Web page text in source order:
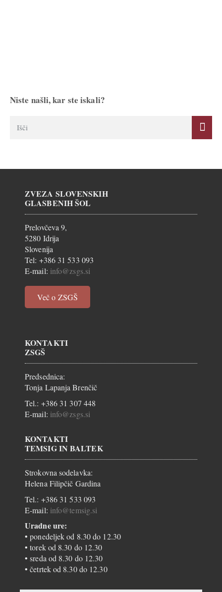
Niste našli, kar ste iskali?
ZVEZA SLOVENSKIH
GLASBENIH ŠOL
Prelovčeva 9,
5280 Idrija
Slovenija
Tel: +386 31 533 093
E-mail: info@zsgs.si
Več o ZSGŠ
KONTAKTI
ZSGŠ
Predsednica:
Tonja Lapanja Brenčič
Tel.: +386 31 307 448
E-mail: info@zsgs.si
KONTAKTI
TEMSIG IN BALTEK
Strokovna sodelavka:
Helena Filipčič Gardina
Tel.: +386 31 533 093
E-mail: info@temsig.si
Uradne ure:
• ponedeljek od 8.30 do 12.30
• torek od 8.30 do 12.30
• sreda od 8.30 do 12.30
• četrtek od 8.30 do 12.30